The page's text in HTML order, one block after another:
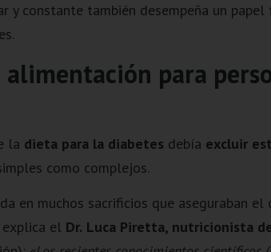
y constante también desempeña un
para
la dieta para la diabetes debía excluir
como complejos.
en muchos sacrificios que aseguraban
el Dr. Luca Piretta, nutricionista